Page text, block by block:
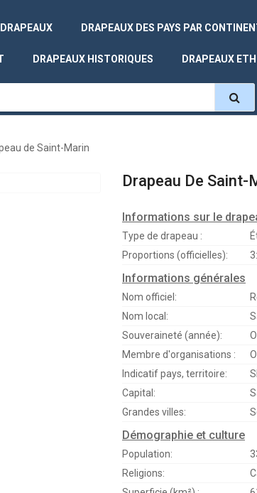
DRAPEAUX DES PAYS PAR
DRAPEAUX HISTORIQUES DRAPEAUX
de Saint-Marin
Drapeau De Saint-
Informations sur le
Type de drapeau :
Proportions (officielles):
Informations générales
Nom officiel:
Nom local:
Souveraineté (année):
Membre d'organisations :
Indicatif pays, territoire:
Capital:
Grandes villes:
Démographie et culture
Population:
Religions: